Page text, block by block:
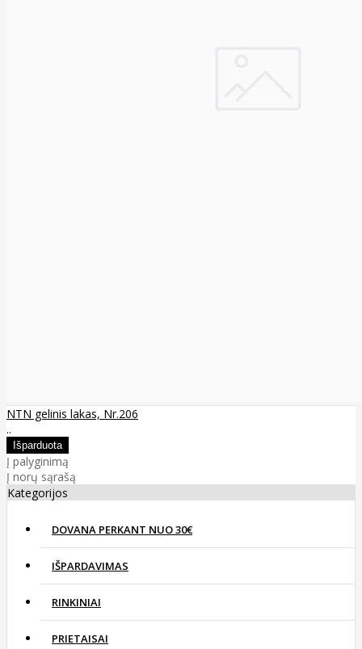
NTN gelinis lakas, Nr.206
..
Į palyginimą
Į norų sąrašą
Kategorijos
DOVANA PERKANT NUO 30€
IŠPARDAVIMAS
RINKINIAI
PRIETAISAI